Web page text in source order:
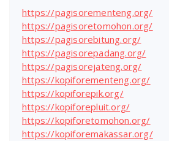
https://pagisorementeng.org/
https://pagisoretomohon.org/
https://pagisorebitung.org/
https://pagisorepadang.org/
https://pagisorejateng.org/
https://kopiforementeng.org/
https://kopiforepik.org/
https://kopiforepluit.org/
https://kopiforetomohon.org/
https://kopiforemakassar.org/